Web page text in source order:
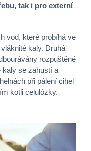
tak i pro externí
vod, které probíhá ve
kaly. Druhá
rozpuštěné
kaly se zahustí a
při pálení cihel
kotli celulózky.